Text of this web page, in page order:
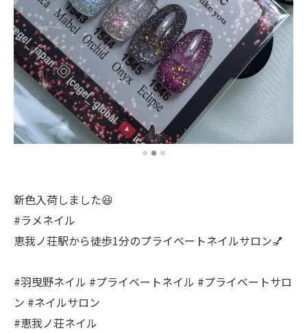
新色入荷しました😆
#ラメネイル
恵我ノ荘駅から徒歩1分のプライベートネイルサロン💅
#羽曳野ネイル #プライベートネイル #プライベートサロ
ン #ネイルサロン
#恵我ノ荘ネイル